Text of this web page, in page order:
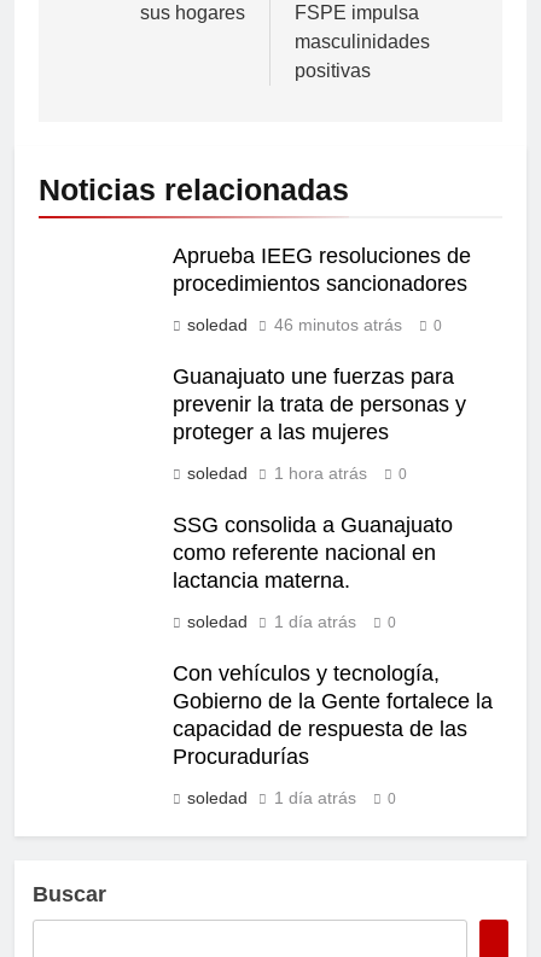
sus hogares
FSPE impulsa
masculinidades
positivas
Noticias relacionadas
Aprueba IEEG resoluciones de
procedimientos sancionadores
soledad 46 minutos atrás 0
Guanajuato une fuerzas para
prevenir la trata de personas y
proteger a las mujeres
soledad 1 hora atrás 0
SSG consolida a Guanajuato
como referente nacional en
lactancia materna.
soledad 1 día atrás 0
Con vehículos y tecnología,
Gobierno de la Gente fortalece la
capacidad de respuesta de las
Procuradurías
soledad 1 día atrás 0
Buscar